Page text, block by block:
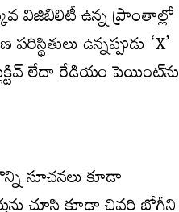
విజిబిలిటీ ఉన్న ప్రాంతాల్లో
ఉన్నప్పుడు ‘X’
లేదా రేడియం పెయింట్‌ను
సూచనలు కూడా